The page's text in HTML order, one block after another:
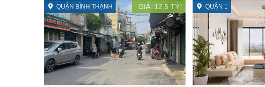
QUẬN BÌNH THẠNH GIÁ :12,5 TỶ QUẬN 1